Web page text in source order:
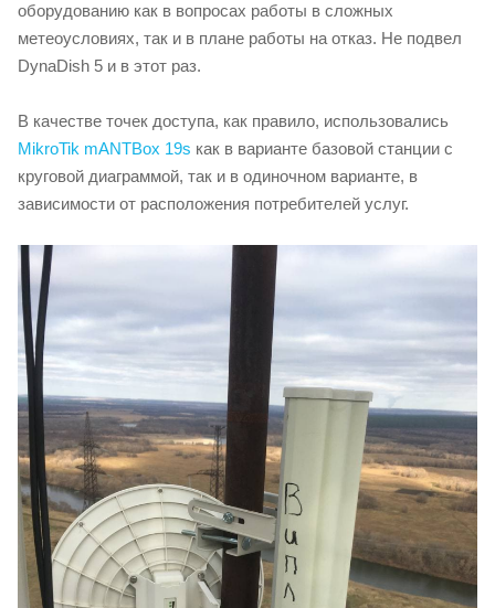
оборудованию как в вопросах работы в сложных
метеоусловиях, так и в плане работы на отказ. Не подвел
DynaDish 5 и в этот раз.
В качестве точек доступа, как правило, использовались
MikroTik mANTBox 19s как в варианте базовой станции с
круговой диаграммой, так и в одиночном варианте, в
зависимости от расположения потребителей услуг.